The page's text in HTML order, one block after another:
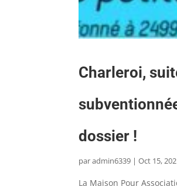
Charleroi,
dossier !
paradmin6339 |Oct 15,
La Maison Pour